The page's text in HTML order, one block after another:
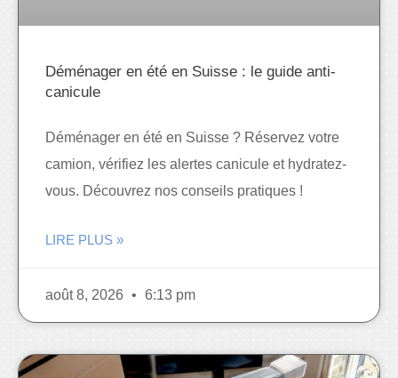
Déménager en été en Suisse : le guide anti-
canicule
Déménager en été en Suisse ? Réservez votre
camion, vérifiez les alertes canicule et hydratez-
vous. Découvrez nos conseils pratiques !
LIRE PLUS »
août 8, 2026 6:13 pm